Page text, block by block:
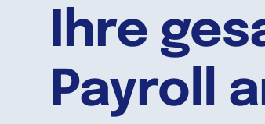
Ihre
Payroll